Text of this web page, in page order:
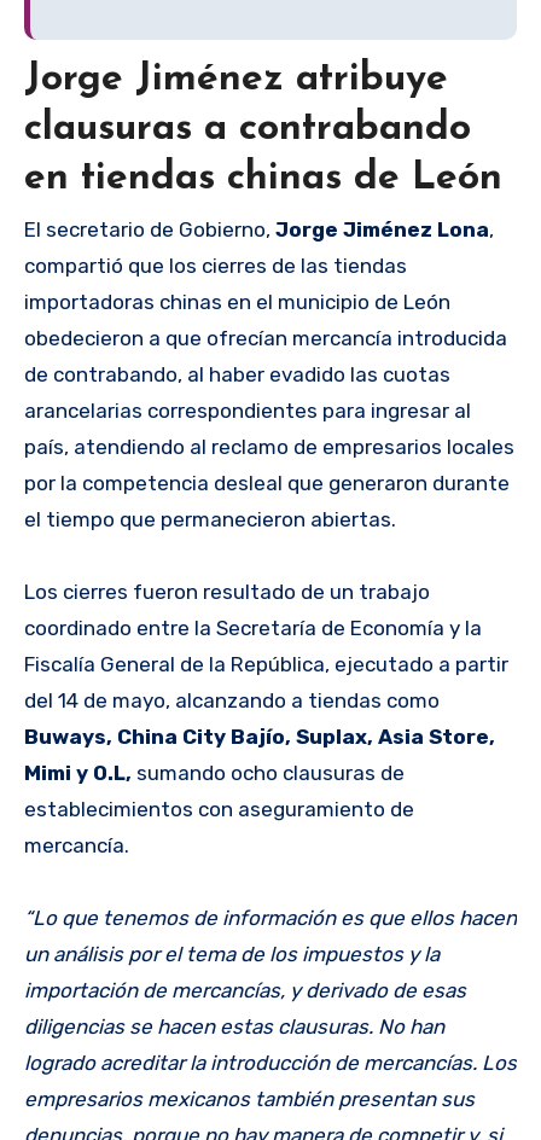
Jorge Jiménez atribuye
clausuras a contrabando
en tiendas chinas de León
El secretario de Gobierno, Jorge Jiménez Lona,
compartió que los cierres de las tiendas
importadoras chinas en el municipio de León
obedecieron a que ofrecían mercancía introducida
de contrabando, al haber evadido las cuotas
arancelarias correspondientes para ingresar al
país, atendiendo al reclamo de empresarios locales
por la competencia desleal que generaron durante
el tiempo que permanecieron abiertas.
Los cierres fueron resultado de un trabajo
coordinado entre la Secretaría de Economía y la
Fiscalía General de la República, ejecutado a partir
del 14 de mayo, alcanzando a tiendas como
Buways, China City Bajío, Suplax, Asia Store,
Mimi y O.L, sumando ocho clausuras de
establecimientos con aseguramiento de
mercancía.
“Lo que tenemos de información es que ellos hacen
un análisis por el tema de los impuestos y la
importación de mercancías, y derivado de esas
diligencias se hacen estas clausuras. No han
logrado acreditar la introducción de mercancías. Los
empresarios mexicanos también presentan sus
denuncias, porque no hay manera de competir y, si